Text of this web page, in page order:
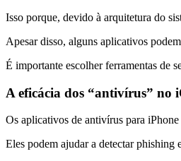
Isso porque, devido à arquitetura do
Apesar disso, alguns aplicativos
É importante escolher ferramentas de
A eficácia dos “antivírus” no
Os aplicativos de antivírus para
Eles podem ajudar a detectar phishing